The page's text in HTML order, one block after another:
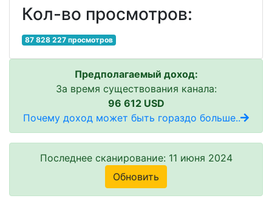
Кол-во просмотров:
87 828 227 просмотров
Предполагаемый доход:
За время существования канала:
96 612 USD
Почему доход может быть гораздо больше..
Последнее сканирование: 11 июня 2024
Обновить